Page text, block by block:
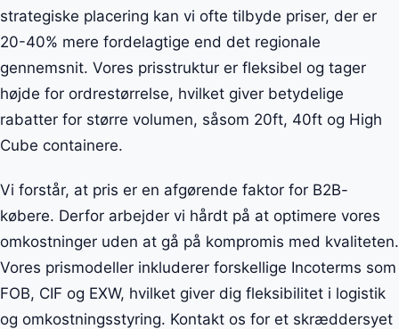
strategiske placering kan vi ofte tilbyde priser, der er
20-40% mere fordelagtige end det regionale
gennemsnit. Vores prisstruktur er fleksibel og tager
højde for ordrestørrelse, hvilket giver betydelige
rabatter for større volumen, såsom 20ft, 40ft og High
Cube containere.
Vi forstår, at pris er en afgørende faktor for B2B-
købere. Derfor arbejder vi hårdt på at optimere vores
omkostninger uden at gå på kompromis med kvaliteten.
Vores prismodeller inkluderer forskellige Incoterms som
FOB, CIF og EXW, hvilket giver dig fleksibilitet i logistik
og omkostningsstyring. Kontakt os for et skræddersyet